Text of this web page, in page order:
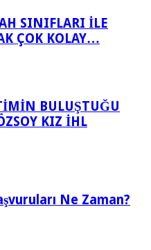
SINIFLARI İLE
ÇOK KOLAY…
BULUŞTUĞU
KIZ İHL
Ne Zaman?